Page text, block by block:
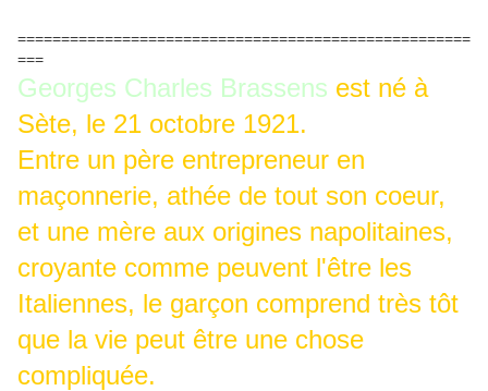
====================================================
===
Georges Charles Brassens est né à
Sète, le 21 octobre 1921.
Entre un père entrepreneur en
maçonnerie, athée de tout son coeur,
et une mère aux origines napolitaines,
croyante comme peuvent l'être les
Italiennes, le garçon comprend très tôt
que la vie peut être une chose
compliquée.